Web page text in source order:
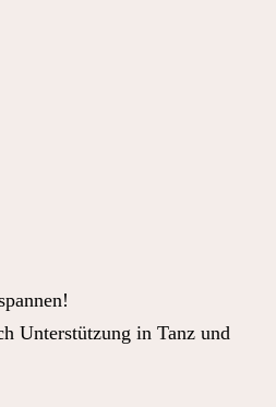
Unterstützung in Tanz und